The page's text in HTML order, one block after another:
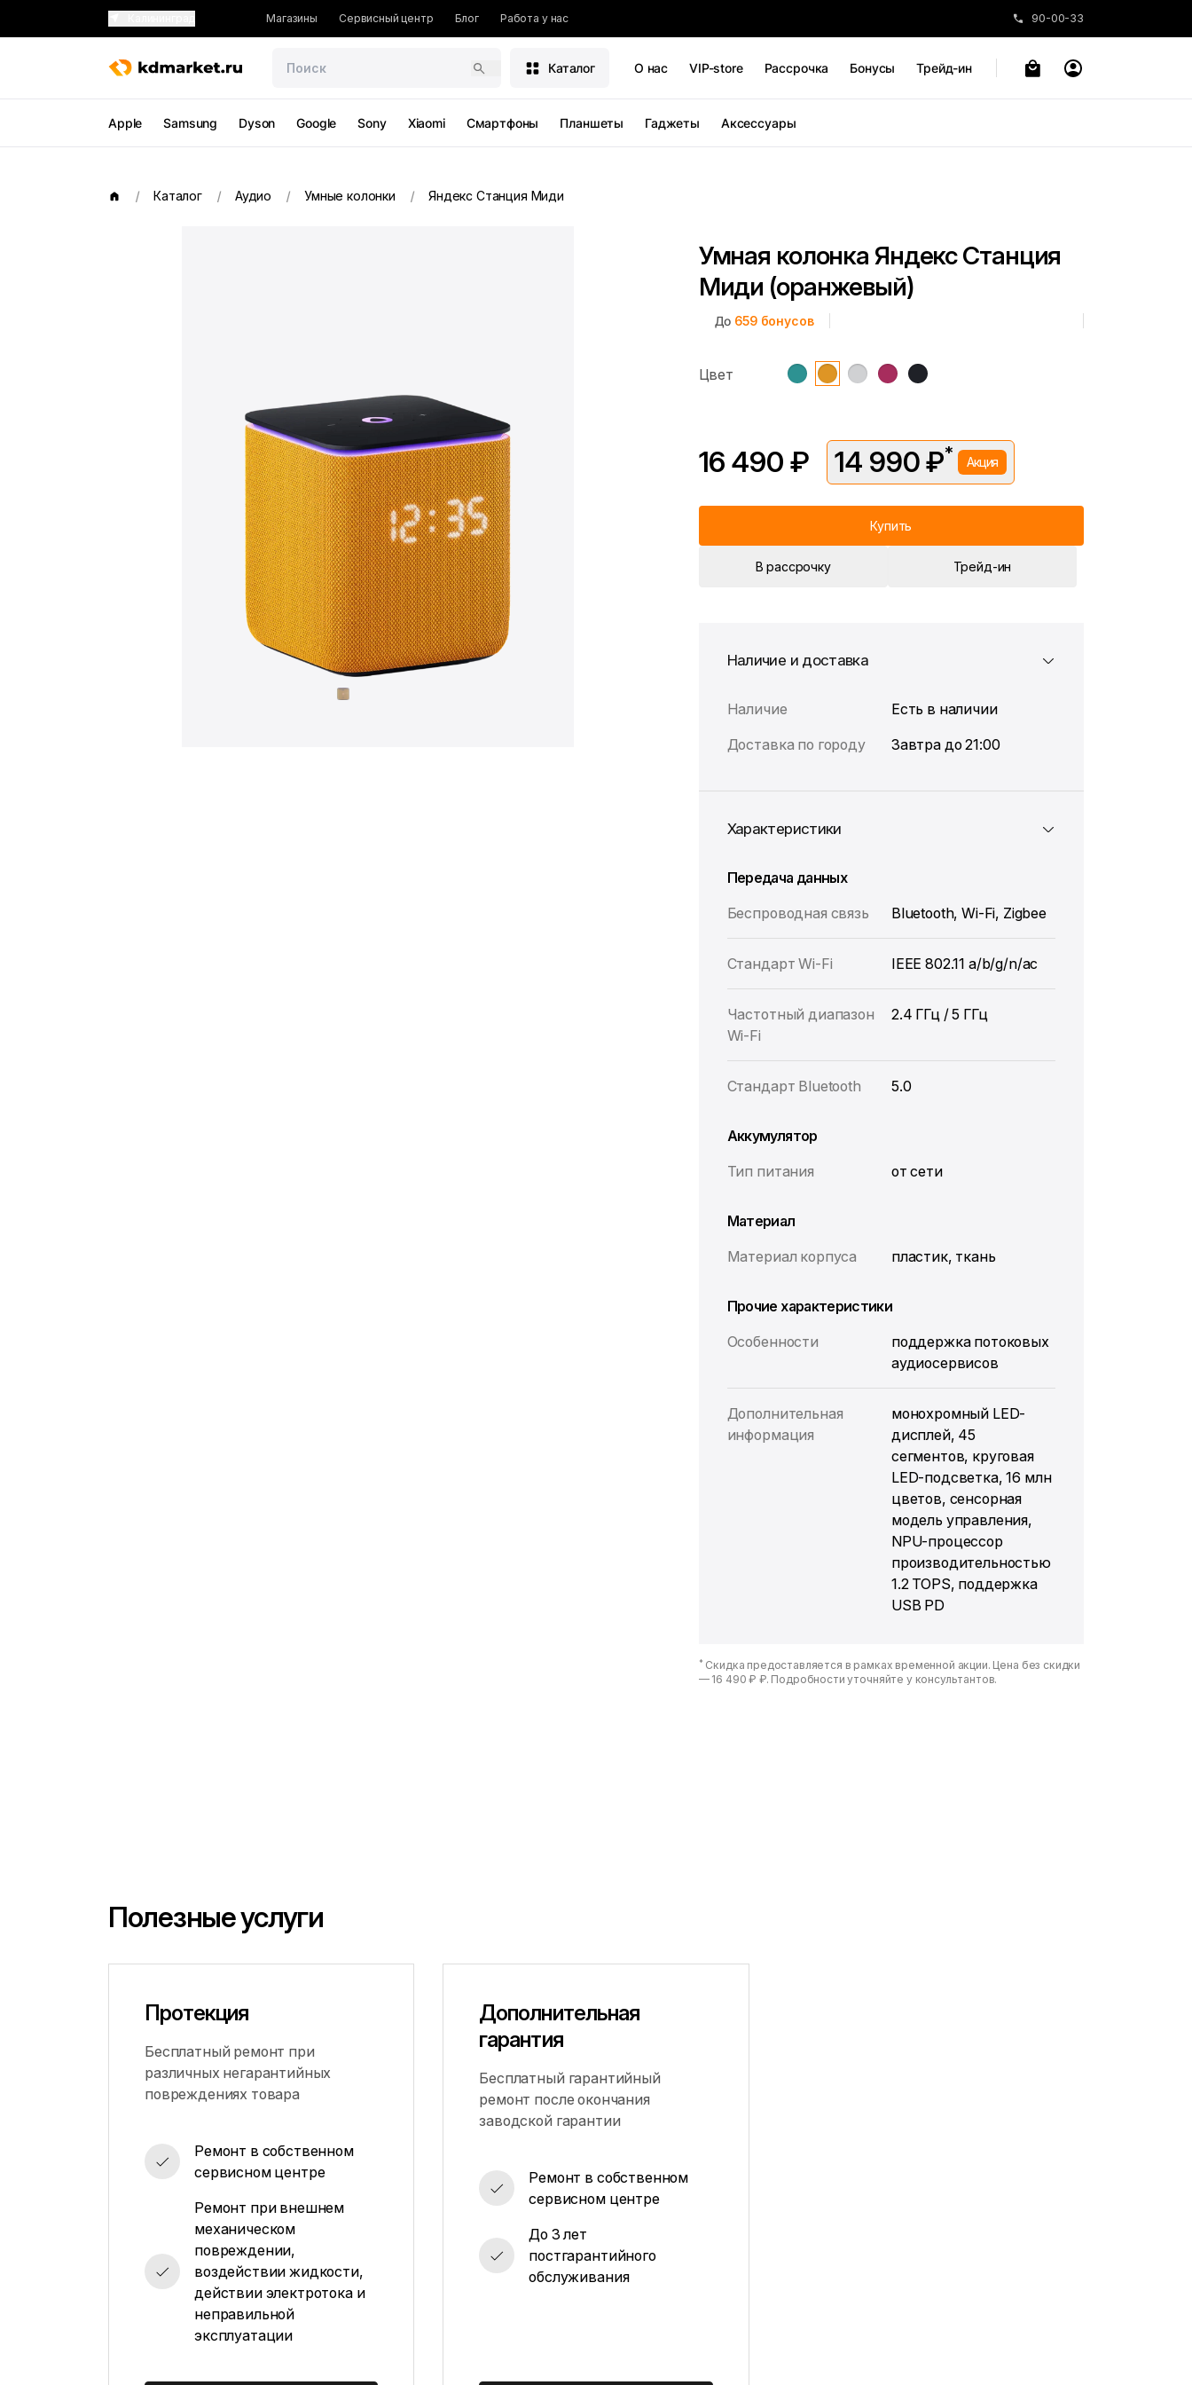
Магазины Сервисный центр Блог Работа у нас 90-00-33
Каталог О нас VIP-store Рассрочка Бонусы Трейд-ин
Apple Samsung Dyson Google Sony Xiaomi Смартфоны Планшеты Гаджеты Аксессуары
Каталог Аудио Умные колонки Яндекс Станция Миди
Умная колонка Яндекс Станция
Миди (оранжевый)
До 659бонусов
Цвет
16 490 ₽ 14 990 ₽* Акция
Цена без скидки —16 490 ₽. Подробности уточняйте у консультантов.
Купить
В рассрочку Трейд-ин
Наличие и доставка
Наличие
Есть в наличии
Доставка по городу
Завтра до 21:00
Характеристики
Передача данных
Беспроводная связь
Bluetooth, Wi-Fi, Zigbee
Стандарт Wi-Fi IEEE 802.11 a/b/g/n/ac
Частотный диапазон
Wi-Fi
2.4 ГГц / 5 ГГц
Стандарт Bluetooth 5.0
Аккумулятор
Тип питания
от сети
Материал
Материал корпуса
пластик, ткань
Прочие характеристики
Особенности
поддержка потоковых
аудиосервисов
Дополнительная
информация
монохромный LED-
дисплей, 45
сегментов, круговая
LED-подсветка, 16 млн
цветов, сенсорная
модель управления,
NPU-процессор
производительностью
1.2 TOPS, поддержка
USB PD
* Скидка предоставляется в рамках временной акции. Цена без скидки
— 16 490 ₽ ₽. Подробности уточняйте у консультантов.
Полезные услуги
Протекция
Бесплатный ремонт при
различных негарантийных
повреждениях товара
Ремонт в собственном
сервисном центре
Ремонт при внешнем
механическом
повреждении,
воздействии жидкости,
действии электротока и
неправильной
эксплуатации
Дополнительная
гарантия
Бесплатный гарантийный
ремонт после окончания
заводской гарантии
Ремонт в собственном
сервисном центре
До 3 лет
постгарантийного
обслуживания